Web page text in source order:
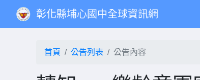
彰化縣埔心國中全球資訊網
首頁 公告列表 公告內容